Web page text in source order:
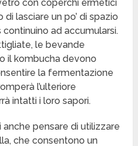
con coperchi ermetici
lasciare un po’ di spazio
ad accumularsi.
le bevande
il kombucha devono
la fermentazione
l’ulteriore
intatti i loro sapori.
pensare di utilizzare
che consentono un